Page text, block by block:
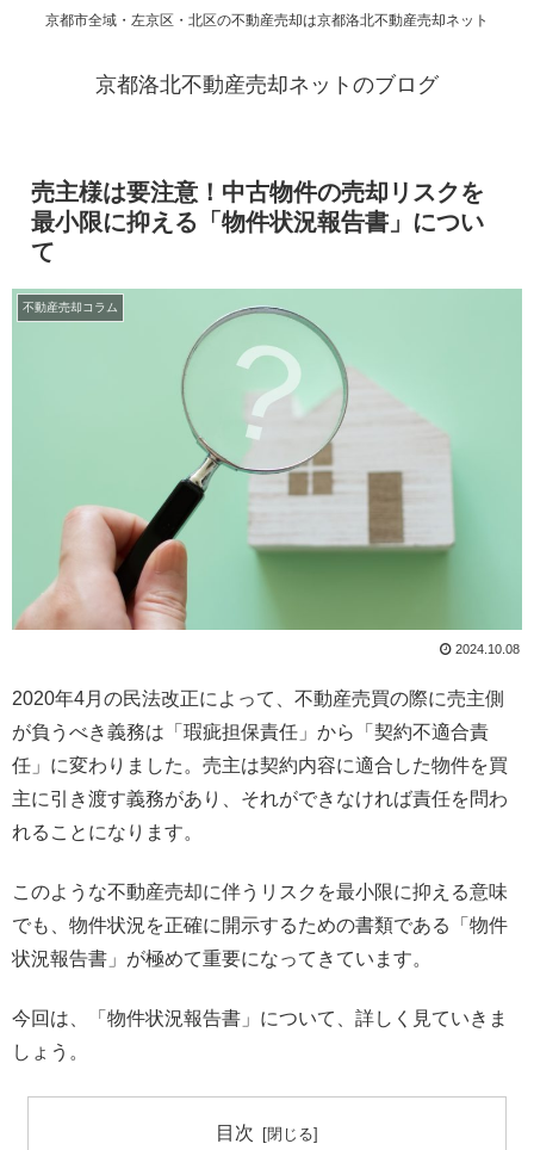
京都市全域・左京区・北区の不動産売却は京都洛北不動産売却ネット
京都洛北不動産売却ネットのブログ
売主様は要注意！中古物件の売却リスクを
最小限に抑える「物件状況報告書」につい
て
不動産売却コラム
2024.10.08
2020年4月の民法改正によって、不動産売買の際に売主側
が負うべき義務は「瑕疵担保責任」から「契約不適合責
任」に変わりました。売主は契約内容に適合した物件を買
主に引き渡す義務があり、それができなければ責任を問わ
れることになります。
このような不動産売却に伴うリスクを最小限に抑える意味
でも、物件状況を正確に開示するための書類である「物件
状況報告書」が極めて重要になってきています。
今回は、「物件状況報告書」について、詳しく見ていきま
しょう。
目次